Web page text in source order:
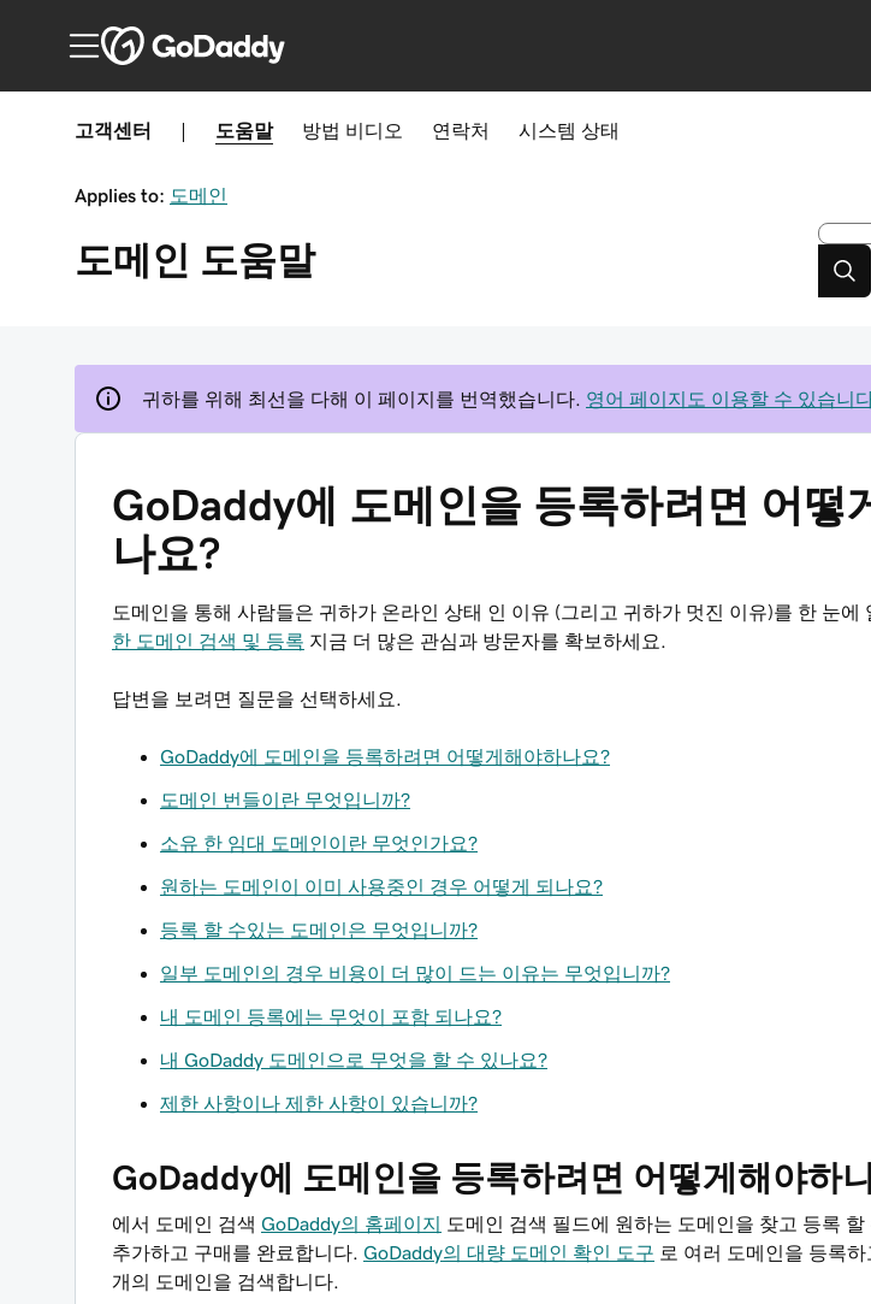
고객센터 도움말 방법 비디오 연락처 시스템 상태
Applies to: 도메인
도메인 도움말
귀하를 위해 최선을 다해 이 페이지를 번역했습니다. 영어 페이지도 이용할 수 있습니
GoDaddy에 도메인을 등록하려면 어떻
나요?
도메인을 통해 사람들은 귀하가 온라인 상태 인 이유 (그리고 귀하가 멋진 이유)를 한 눈에
한 도메인 검색 및 등록 지금 더 많은 관심과 방문자를 확보하세요.
답변을 보려면 질문을 선택하세요.
GoDaddy에 도메인을 등록하려면 어떻게해야하나요?
도메인 번들이란 무엇입니까?
소유 한 임대 도메인이란 무엇인가요?
원하는 도메인이 이미 사용중인 경우 어떻게 되나요?
등록 할 수있는 도메인은 무엇입니까?
일부 도메인의 경우 비용이 더 많이 드는 이유는 무엇입니까?
내 도메인 등록에는 무엇이 포함 되나요?
내 GoDaddy 도메인으로 무엇을 할 수 있나요?
제한 사항이나 제한 사항이 있습니까?
GoDaddy에 도메인을 등록하려면 어떻게해야하
에서 도메인 검색 GoDaddy의 홈페이지
도메인 검색 필드에 원하는 도메인을 찾고 등록 할
추가하고 구매를 완료합니다. GoDaddy의 대량 도메인 확인 도구 로 여러 도메인을 등록
개의 도메인을 검색합니다.